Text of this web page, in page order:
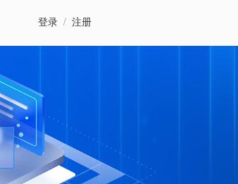
登录 / 注册